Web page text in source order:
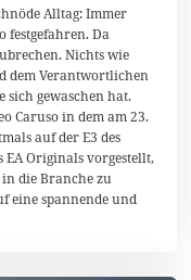
Alltag: Immer
festgefahren. Da
Nichts wie
dem Verantwortlichen
sich gewaschen hat.
Caruso in dem am 23.
auf der E3 des
EA Originals vorgestellt,
die Branche zu
eine spannende und